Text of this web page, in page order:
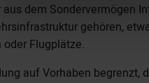
aus dem Sondervermögen
gehören,
Flugplätze.
auf Vorhaben begrenzt,